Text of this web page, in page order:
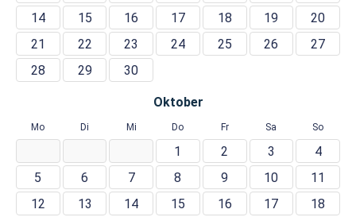
14
15 16 17 18 19
20
21
22 23 24 25 26
27
28
29 30
Oktober
Mo Di Mi Do Fr Sa So
1 2 3
4
5
6 7 8 9 10
11
12
13 14 15 16 17
18